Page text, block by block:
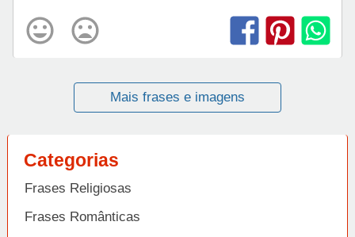
Mais frases e imagens
Categorias
Frases Religiosas
Frases Românticas